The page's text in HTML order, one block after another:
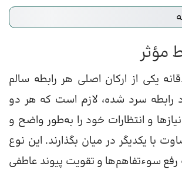
مؤثر
یکی از ارکان اصلی هر رابطه سالم
رابطه سرد شده، لازم است که هر دو
و انتظارات خود را به‌طور واضح و
با یکدیگر در میان بگذارند. این نوع
رفع سوءتفاهم‌ها و تقویت پیوند عاطفی